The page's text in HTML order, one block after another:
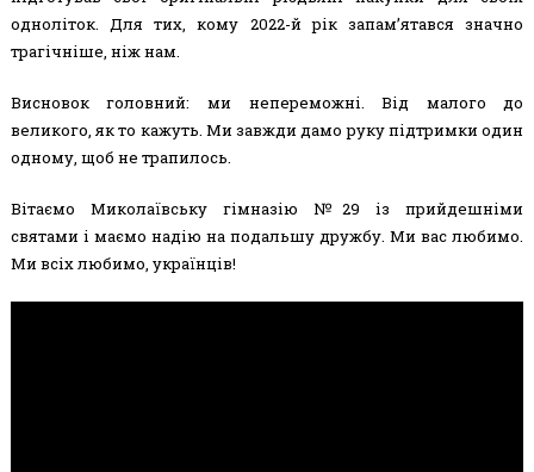
одноліток. Для тих, кому 2022-й рік запам’ятався значно
трагічніше, ніж нам.
Висновок головний: ми непереможні. Від малого до
великого, як то кажуть. Ми завжди дамо руку підтримки один
одному, щоб не трапилось.
Вітаємо Миколаївську гімназію №29 із прийдешніми
святами і маємо надію на подальшу дружбу. Ми вас любимо.
Ми всіх любимо, українців!